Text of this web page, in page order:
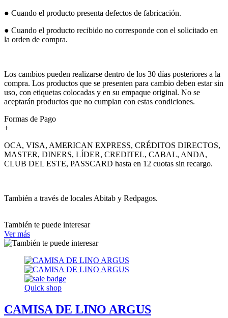
● Cuando el producto presenta defectos de fabricación.
● Cuando el producto recibido no corresponde con el solicitado en
la orden de compra.
Los cambios pueden realizarse dentro de los 30 días posteriores a la
compra. Los productos que se presenten para cambio deben estar sin
uso, con etiquetas colocadas y en su empaque original. No se
aceptarán productos que no cumplan con estas condiciones.
Formas de Pago
+
OCA, VISA, AMERICAN EXPRESS, CRÉDITOS DIRECTOS,
MASTER, DINERS, LÍDER, CREDITEL, CABAL, ANDA,
CLUB DEL ESTE, PASSCARD hasta en 12 cuotas sin recargo.
También a través de locales Abitab y Redpagos.
También te puede interesar
Ver más
Quick shop
CAMISA DE LINO ARGUS